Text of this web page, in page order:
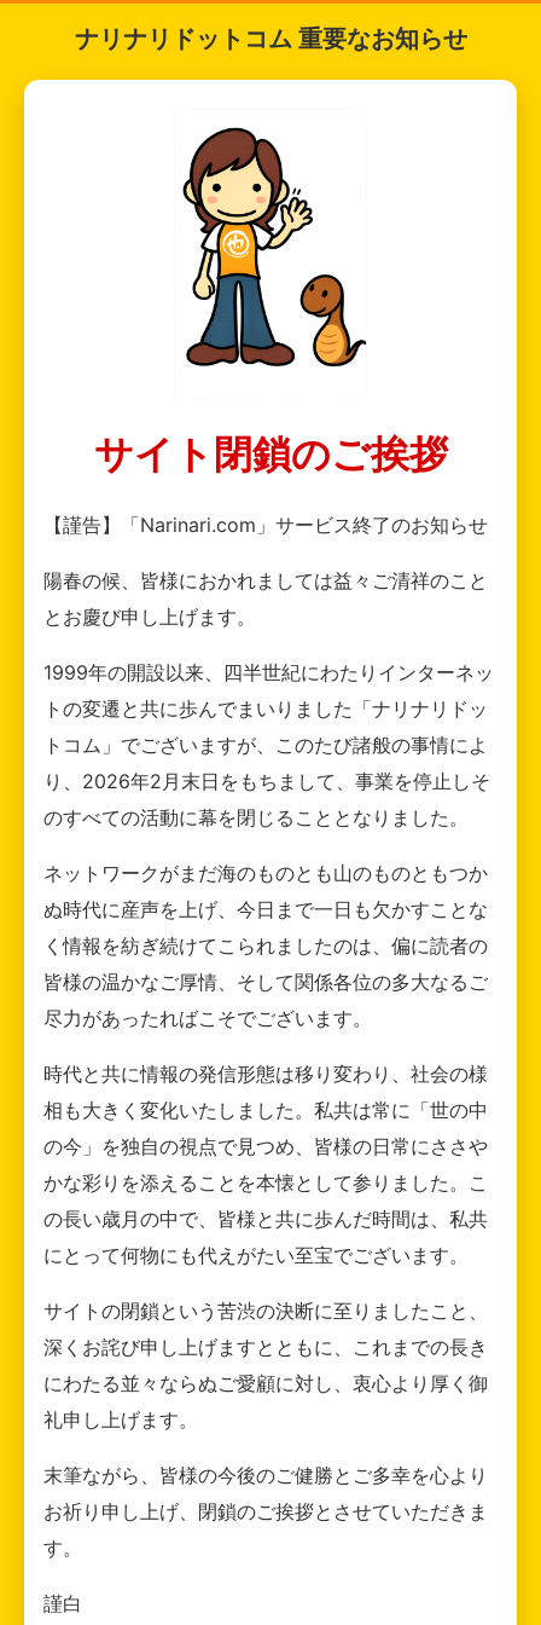
ナリナリドットコム 重要なお知らせ
サイト閉鎖のご挨拶
【謹告】「Narinari.com」サービス終了のお知らせ
陽春の候、皆様におかれましては益々ご清祥のこと
とお慶び申し上げます。
1999年の開設以来、四半世紀にわたりインターネッ
トの変遷と共に歩んでまいりました「ナリナリドッ
トコム」でございますが、このたび諸般の事情によ
り、2026年2月末日をもちまして、事業を停止しそ
のすべての活動に幕を閉じることとなりました。
ネットワークがまだ海のものとも山のものともつか
ぬ時代に産声を上げ、今日まで一日も欠かすことな
く情報を紡ぎ続けてこられましたのは、偏に読者の
皆様の温かなご厚情、そして関係各位の多大なるご
尽力があったればこそでございます。
時代と共に情報の発信形態は移り変わり、社会の様
相も大きく変化いたしました。私共は常に「世の中
の今」を独自の視点で見つめ、皆様の日常にささや
かな彩りを添えることを本懐として参りました。こ
の長い歳月の中で、皆様と共に歩んだ時間は、私共
にとって何物にも代えがたい至宝でございます。
サイトの閉鎖という苦渋の決断に至りましたこと、
深くお詫び申し上げますとともに、これまでの長き
にわたる並々ならぬご愛顧に対し、衷心より厚く御
礼申し上げます。
末筆ながら、皆様の今後のご健勝とご多幸を心より
お祈り申し上げ、閉鎖のご挨拶とさせていただきま
す。
謹白